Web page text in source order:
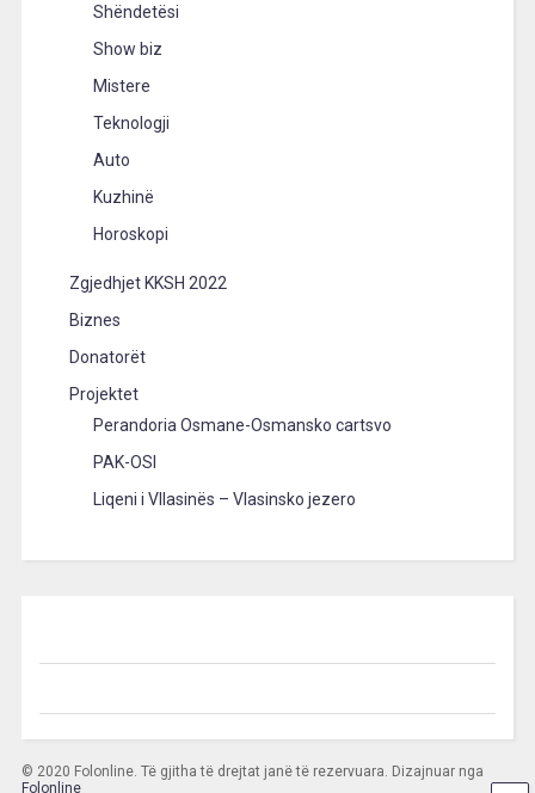
Shëndetësi
Show biz
Mistere
Teknologji
Auto
Kuzhinë
Horoskopi
Zgjedhjet KKSH 2022
Biznes
Donatorët
Projektet
Perandoria Osmane-Osmansko cartsvo
PAK-OSI
Liqeni i Vllasinës – Vlasinsko jezero
© 2020 Folonline. Të gjitha të drejtat janë të rezervuara. Dizajnuar nga
Folonline